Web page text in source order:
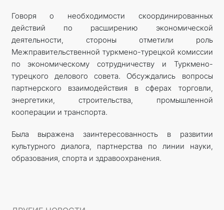
Говоря о необходимости скоординированных
действий по расширению экономической
деятельности, стороны отметили роль
Межправительственной туркмено-турецкой комиссии
по экономическому сотрудничеству и Туркмено-
турецкого делового совета. Обсуждались вопросы
партнерского взаимодействия в сферах торговли,
энергетики, строительства, промышленной
кооперации и транспорта.
Была выражена заинтересованность в развитии
культурного диалога, партнерства по линии науки,
образования, спорта и здравоохранения.